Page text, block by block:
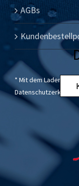
AGBs
* Mit dem Laden der